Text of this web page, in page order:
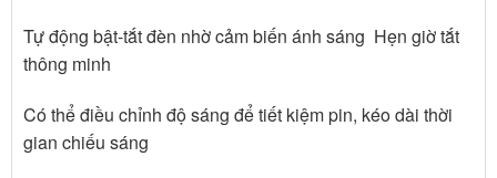
Tự động bật-tắt đèn nhờ cảm biến ánh sáng Hẹn giờ tắt
thông minh
Có thể điều chỉnh độ sáng để tiết kiệm pin, kéo dài thời
gian chiếu sáng